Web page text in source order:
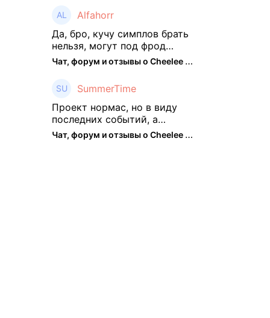
месяцев как то его
подзабросил (было много
изменений, решил отси ...
Alfahorr
Да, бро, кучу симплов брать
нельзя, могут под фрод
замести Я пока на 2 парах +
старты, полет нормальный🤓
👌🏻
Чат, форум и отзывы о Cheelee (CHEELEE) - The Hedger
SummerTime
Проект нормас, но в виду
последних событий, а
именно труднодоступности
рарок, придется теперь
Чат, форум и отзывы о Cheelee (CHEELEE) - The Hedger